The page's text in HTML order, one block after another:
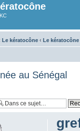
Le kératocône ‹ Le
au Sénégal